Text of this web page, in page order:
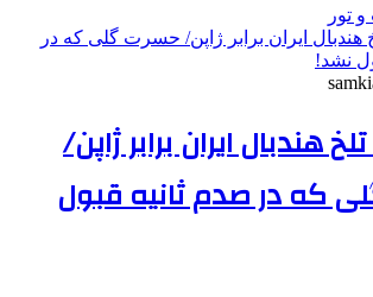
تور
ایران برابر ژاپن/
که در صدم ثانیه قبول